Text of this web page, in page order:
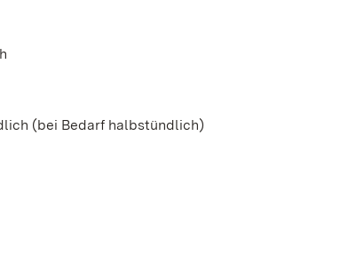
(bei Bedarf halbstündlich)